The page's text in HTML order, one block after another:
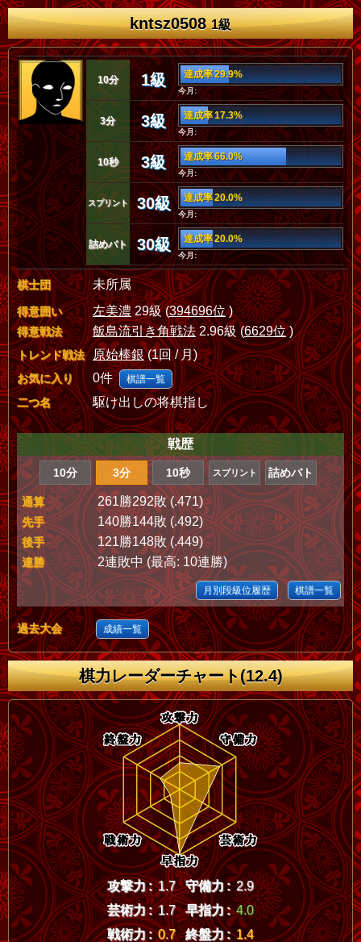
kntsz05081級
10分 1級 達成率 29.9%
今月:
3分 3級 達成率 17.3%
今月:
10秒 3級 達成率 66.0%
今月:
スプリント 30級 達成率 20.0%
今月:
詰めバト 30級 達成率 20.0%
今月:
棋士団 未所属
得意囲い 左美濃29級 (394696位)
得意戦法 飯島流引き角戦法2.96級 (6629位)
トレンド戦法 原始棒銀(1回 / 月)
お気に入り 0件 棋譜一覧
二つ名 駆け出しの将棋指し
戦歴
10分 3分 10秒 スプリント 詰めバト
通算 261勝292敗 (.471)
先手 140勝144敗 (.492)
後手 121勝148敗 (.449)
連勝 2連敗中 (最高: 10連勝)
月別段級位履歴 棋譜一覧
過去大会 成績一覧
棋力レーダーチャート(12.4)
攻撃力 : 1.7 守備力 : 2.9
芸術力 : 1.7 早指力 : 4.0
戦術力 : 0.7 終盤力 : 1.4